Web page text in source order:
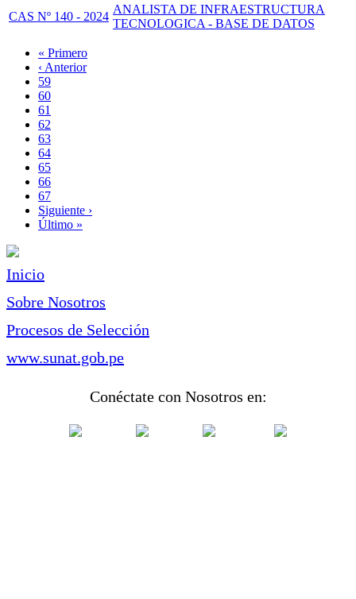
CAS Nº 140 - 2024
ANALISTA DE INFRAESTRUCTURA
TECNOLOGICA - BASE DE DATOS
Paginación
Primera
página
« Primero
Página
anterior
‹ Anterior
Page
59
Page
60
Page
61
Page
62
Página
actual
63
Page
64
Page
65
Page
66
Page
67
Siguiente
página
Siguiente ›
Última
Último »
Inicio
Sobre Nosotros
Procesos de Selección
www.sunat.gob.pe
Conéctate con Nosotros en: